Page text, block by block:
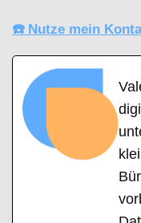
☎️ Nutze mein